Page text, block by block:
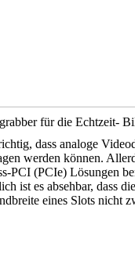
für die Echtzeit-
dass analoge
werden können.
PCI (PCIe) Lösungen
ist es absehbar, dass
eines Slots nicht